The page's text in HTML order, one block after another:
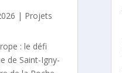
| Projets
: le défi
de Saint-Igny-